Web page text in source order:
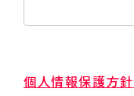
個人情報保護方針